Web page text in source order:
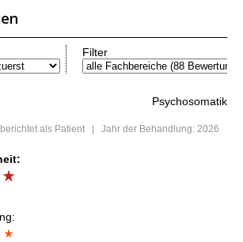
Filter
Psychosomatik
berichtet als Patient | Jahr der Behandlung: 2026